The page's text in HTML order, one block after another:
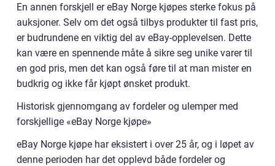
En annen forskjell er eBay Norge kjøpes sterke fokus på
auksjoner. Selv om det også tilbys produkter til fast pris,
er budrundene en viktig del av eBay-opplevelsen. Dette
kan være en spennende måte å sikre seg unike varer til
en god pris, men det kan også føre til at man mister en
budkrig og ikke får kjøpt ønsket produkt.
Historisk gjennomgang av fordeler og ulemper med
forskjellige «eBay Norge kjøpe»
eBay Norge kjøpe har eksistert i over 25 år, og i løpet av
denne perioden har det opplevd både fordeler og